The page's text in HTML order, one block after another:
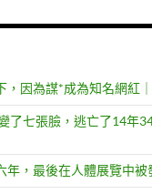
，因為謀*成為知名網紅
了七張臉，逃亡了14年
年，最後在人體展覽中被